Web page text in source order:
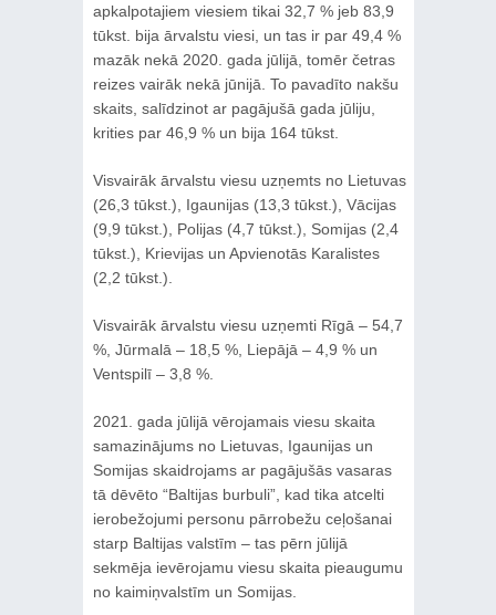
apkalpotajiem viesiem tikai 32,7 % jeb 83,9
tūkst. bija ārvalstu viesi, un tas ir par 49,4 %
mazāk nekā 2020. gada jūlijā, tomēr četras
reizes vairāk nekā jūnijā. To pavadīto nakšu
skaits, salīdzinot ar pagājušā gada jūliju,
krities par 46,9 % un bija 164 tūkst.
Visvairāk ārvalstu viesu uzņemts no Lietuvas
(26,3 tūkst.), Igaunijas (13,3 tūkst.), Vācijas
(9,9 tūkst.), Polijas (4,7 tūkst.), Somijas (2,4
tūkst.), Krievijas un Apvienotās Karalistes
(2,2 tūkst.).
Visvairāk ārvalstu viesu uzņemti Rīgā – 54,7
%, Jūrmalā – 18,5 %, Liepājā – 4,9 % un
Ventspilī – 3,8 %.
2021. gada jūlijā vērojamais viesu skaita
samazinājums no Lietuvas, Igaunijas un
Somijas skaidrojams ar pagājušās vasaras
tā dēvēto “Baltijas burbuli”, kad tika atcelti
ierobežojumi personu pārrobežu ceļošanai
starp Baltijas valstīm – tas pērn jūlijā
sekmēja ievērojamu viesu skaita pieaugumu
no kaimiņvalstīm un Somijas.